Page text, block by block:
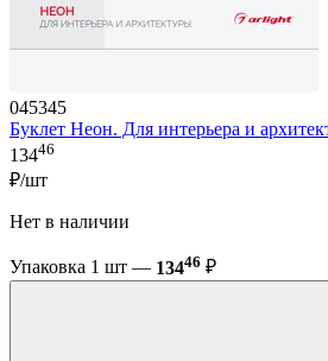
045345
Буклет Неон. Для интерьера и
13446
₽/шт
Нет в наличии
Упаковка 1 шт — 13446 ₽